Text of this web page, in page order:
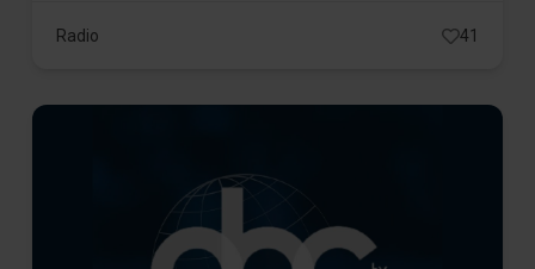
Radio 41